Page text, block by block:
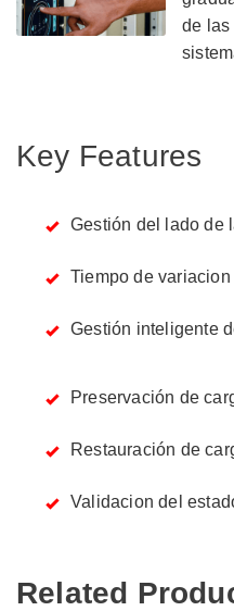
de las
Key Features
Gestión del lado de
Tiempo de
Gestión inteligente
Preservación de
Restauración de
Validacion del
Related